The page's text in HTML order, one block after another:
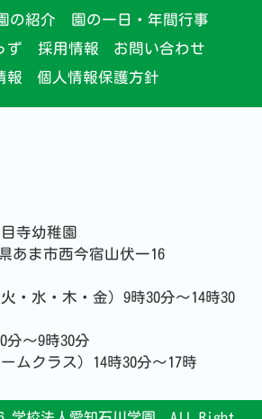
の紹介
園の一日・年間行事
ず
採用情報
お問い合わせ
報
個人情報保護方針
寺幼稚園
あま市西今宿山伏一16
・水・木・金）9時30分～14時30
～9時30分
ムクラス）14時30分～17時